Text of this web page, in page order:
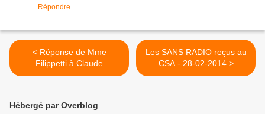
Répondre
< Réponse de Mme
Filippetti à Claude
Bartolone
Les SANS RADIO reçus au
CSA - 28-02-2014 >
Hébergé par Overblog